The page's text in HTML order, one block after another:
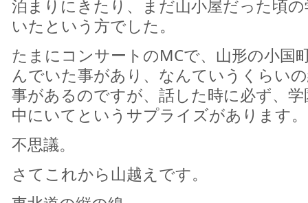
泊まりにきたり、まだ山小屋だった頃
いたという方でした。
たまにコンサートのMCで、山形の小国
んでいた事があり、なんていうくらい
事があるのですが、話した時に必ず、
中にいてというサプライズがあります。
不思議。
さてこれから山越えです。